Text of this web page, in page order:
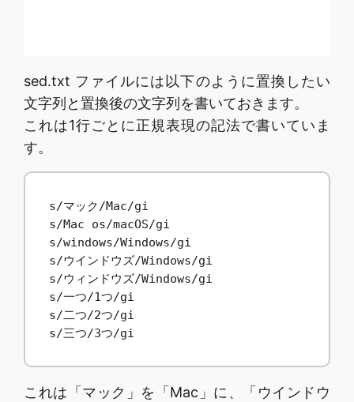
sed.txt ファイルには以下のように置換したい
文字列と置換後の文字列を書いておきます。
これは1行ごとに正規表現の記法で書いていま
す。
s/マック/Mac/gi
s/Mac os/macOS/gi
s/windows/Windows/gi
s/ウインドウズ/Windows/gi
s/ウィンドウズ/Windows/gi
s/一つ/1つ/gi
s/二つ/2つ/gi
s/三つ/3つ/gi
これは「マック」を「Mac」に、「ウインドウ